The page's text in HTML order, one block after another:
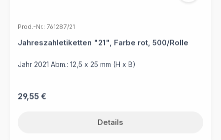
Prod.-Nr.: 761287/21
Jahreszahletiketten "21", Farbe rot, 500/Rolle
Jahr 2021 Abm.: 12,5 x 25 mm (H x B)
Regulärer Preis:
29,55 €
Details